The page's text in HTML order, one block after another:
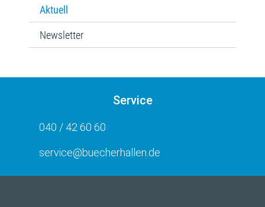
Aktuell
Newsletter
Service
040 / 42 60 60
service@buecherhallen.de